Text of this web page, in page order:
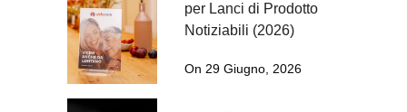
per Lanci di Prodotto
Notiziabili (2026)
On 29 Giugno, 2026